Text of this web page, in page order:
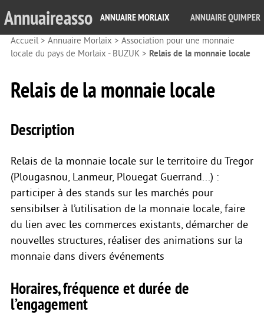
Annuaireasso ANNUAIRE MORLAIX ANNUAIRE QUIMPER
Accueil> Annuaire Morlaix > Association pour une monnaie
locale du pays de Morlaix - BUZUK > Relais de la monnaie locale
Relais de la monnaie locale
Description
Relais de la monnaie locale sur le territoire du Tregor
(Plougasnou, Lanmeur, Plouegat Guerrand...) :
participer à des stands sur les marchés pour
sensibilser à l’utilisation de la monnaie locale, faire
du lien avec les commerces existants, démarcher de
nouvelles structures, réaliser des animations sur la
monnaie dans divers événements
Horaires, fréquence et durée de
l’engagement